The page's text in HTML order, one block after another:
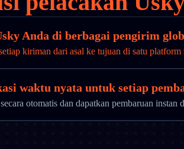
Anda di berbagai pengirim
kiriman dari asal ke tujuan di satu platform
waktu nyata untuk setiap
otomatis dan dapatkan pembaruan